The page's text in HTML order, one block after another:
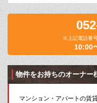
※上記電話番
10:00
物件をお持ちのオーナー
マンション・アパートの賃